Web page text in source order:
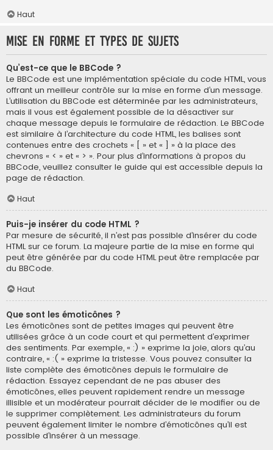
Haut
Mise en forme et types de sujets
Qu’est-ce que le BBCode ?
Le BBCode est une implémentation spéciale du code HTML, vous
offrant un meilleur contrôle sur la mise en forme d’un message.
L’utilisation du BBCode est déterminée par les administrateurs,
mais il vous est également possible de la désactiver sur
chaque message depuis le formulaire de rédaction. Le BBCode
est similaire à l’architecture du code HTML, les balises sont
contenues entre des crochets « [ » et « ] » à la place des
chevrons « < » et « > ». Pour plus d’informations à propos du
BBCode, veuillez consulter le guide qui est accessible depuis la
page de rédaction.
Haut
Puis-je insérer du code HTML ?
Par mesure de sécurité, il n’est pas possible d’insérer du code
HTML sur ce forum. La majeure partie de la mise en forme qui
peut être générée par du code HTML peut être remplacée par
du BBCode.
Haut
Que sont les émoticônes ?
Les émoticônes sont de petites images qui peuvent être
utilisées grâce à un code court et qui permettent d’exprimer
des sentiments. Par exemple, « :) » exprime la joie, alors qu’au
contraire, « :( » exprime la tristesse. Vous pouvez consulter la
liste complète des émoticônes depuis le formulaire de
rédaction. Essayez cependant de ne pas abuser des
émoticônes, elles peuvent rapidement rendre un message
illisible et un modérateur pourrait décider de le modifier ou de
le supprimer complètement. Les administrateurs du forum
peuvent également limiter le nombre d’émoticônes qu’il est
possible d’insérer à un message.